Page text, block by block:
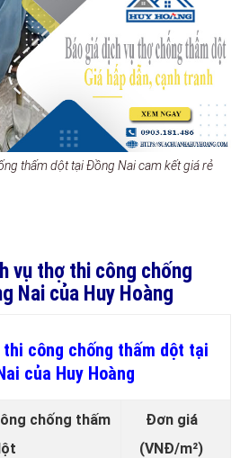
thấm dột tại Đồng Nai cam kết giá rẻ
vụ thợ thi công chống
Nai của Huy Hoàng
thi công chống thấm dột tại
của Huy Hoàng
chống thấm
Đơn giá
(VNĐ/m²)